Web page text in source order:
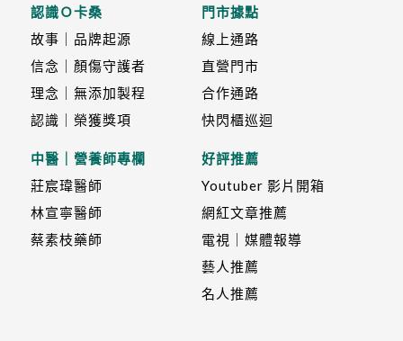
認識Ｏ卡桑
故事｜品牌起源
信念｜顏傷守護者
理念｜無添加製程
認識｜榮獲獎項
中醫｜營養師專欄
莊宸瑋醫師
林宣寧醫師
蔡素枝藥師
門市據點
線上通路
直營門市
合作通路
快閃櫃巡迴
好評推薦
Youtuber 影片開箱
網紅文章推薦
電視｜媒體報導
藝人推薦
名人推薦